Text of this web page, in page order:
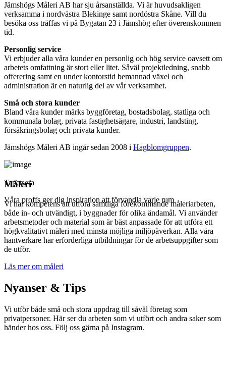
Tapetsera
Våra proffs ger dig inspiration att förvandla varje rum
Jämshögs Måleri AB har sju årsanställda. Vi är huvudsakligen
verksamma i nordvästra Blekinge samt nordöstra Skåne. Vill du
besöka oss träffas vi på Bygatan 23 i Jämshög efter överenskommen
tid.
Personlig service
Vi erbjuder alla våra kunder en personlig och hög service oavsett om
arbetets omfattning är stort eller litet. Såväl projektledning, snabb
offerering samt en under kontorstid bemannad växel och
administration är en naturlig del av vår verksamhet.
Små och stora kunder
Bland våra kunder märks byggföretag, bostadsbolag, statliga och
kommunala bolag, privata fastighetsägare, industri, landsting,
försäkringsbolag och privata kunder.
Jämshögs Måleri AB ingår sedan 2008 i Hagblomgruppen.
Måleri
Vi har kompetens att utföra samtliga förekommande måleriarbeten,
både in- och utvändigt, i byggnader för olika ändamål. Vi använder
arbetsmetoder och material som är bäst anpassade för att utföra ett
högkvalitativt måleri med minsta möjliga miljöpåverkan. Alla våra
hantverkare har erforderliga utbildningar för de arbetsuppgifter som
de utför.
Läs mer om måleri
Nyanser & Tips
Vi utför både små och stora uppdrag till såväl företag som
privatpersoner. Här ser du arbeten som vi utfört och andra saker som
händer hos oss. Följ oss gärna på Instagram.